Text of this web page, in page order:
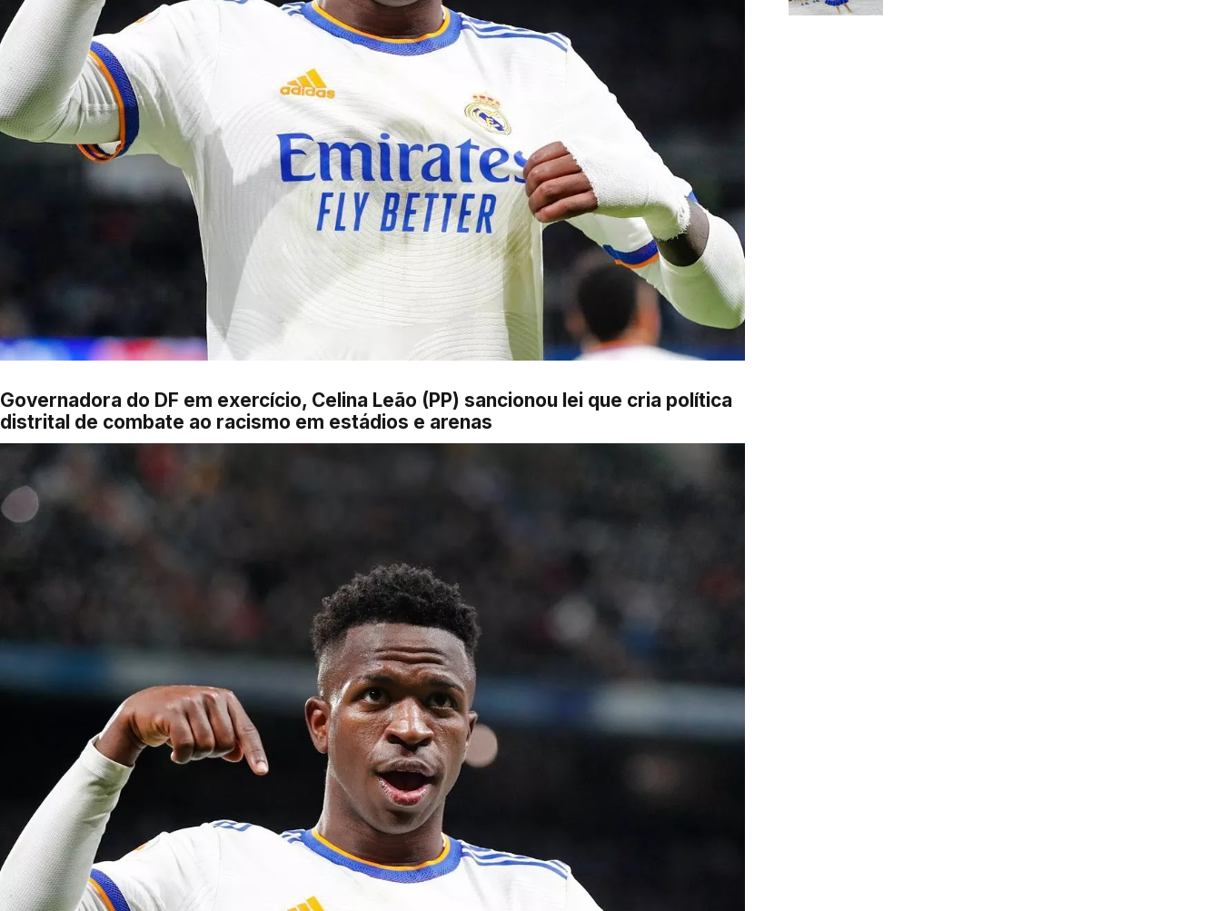
Governadora do DF em exercício, Celina Leão (PP) sancionou lei que cria política
distrital de combate ao racismo em estádios e arenas